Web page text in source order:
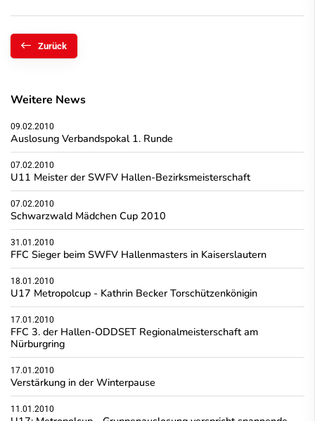
Zurück
Weitere News
09.02.2010
Auslosung Verbandspokal 1. Runde
07.02.2010
U11 Meister der SWFV Hallen-Bezirksmeisterschaft
07.02.2010
Schwarzwald Mädchen Cup 2010
31.01.2010
FFC Sieger beim SWFV Hallenmasters in Kaiserslautern
18.01.2010
U17 Metropolcup - Kathrin Becker Torschützenkönigin
17.01.2010
FFC 3. der Hallen-ODDSET Regionalmeisterschaft am
Nürburgring
17.01.2010
Verstärkung in der Winterpause
11.01.2010